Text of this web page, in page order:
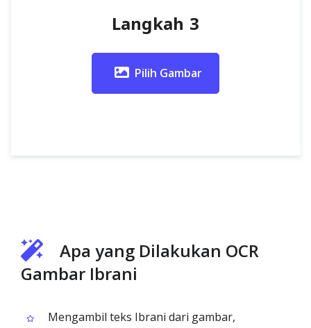
Langkah 3
Pilih Gambar
Apa yang Dilakukan OCR
Gambar Ibrani
Mengambil teks Ibrani dari gambar,